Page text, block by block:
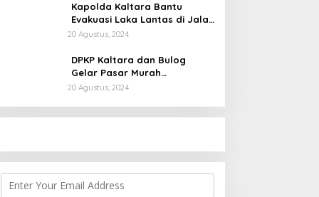
Kapolda Kaltara Bantu
Evakuasi Laka Lantas di Jalan
Sabanar Lama
20 Agustus, 2024
DPKP Kaltara dan Bulog
Gelar Pasar Murah
Semarakkan HUT ke 79
20 Agustus, 2024